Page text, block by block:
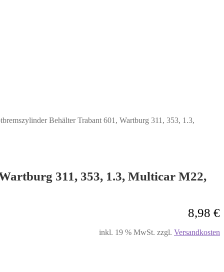
Behälter Trabant 601, Wartburg 311, 353, 1.3,
311, 353, 1.3, Multicar M22,
8,98 €
inkl. 19 % MwSt. zzgl. Versandkosten